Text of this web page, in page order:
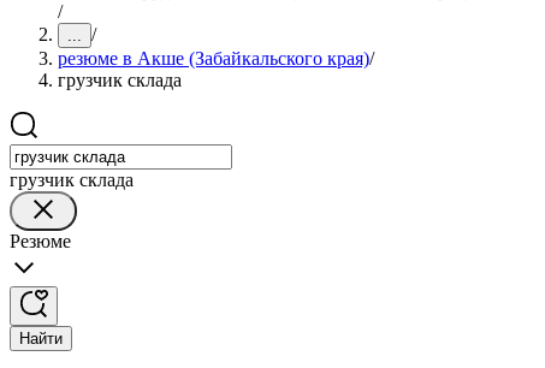
/
... /
резюме в Акше (Забайкальского края)/
грузчик склада
грузчик склада
Резюме
Найти